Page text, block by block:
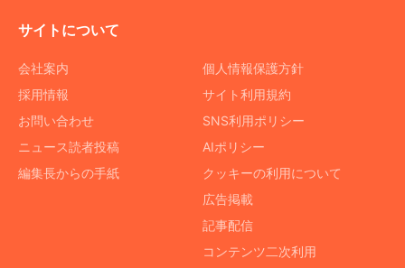
サイトについて
会社案内
採用情報
お問い合わせ
ニュース読者投稿
編集長からの手紙
個人情報保護方針
サイト利用規約
SNS利用ポリシー
AIポリシー
クッキーの利用について
広告掲載
記事配信
コンテンツ二次利用